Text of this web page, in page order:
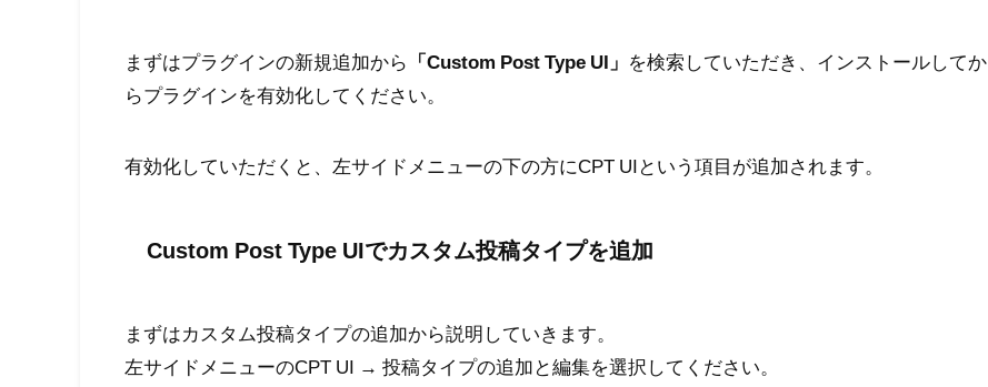
まずはプラグインの新規追加から 「Custom Post Type UI」
を検索していただき、インストールしてか
らプラグインを有効化してください。
有効化していただくと、左サイドメニューの下の方にCPT UIという項目が追加されます。
Custom Post Type UIでカスタム投稿タイプを追加
まずはカスタム投稿タイプの追加から説明していきます。
左サイドメニューのCPT UI → 投稿タイプの追加と編集を選択してください。